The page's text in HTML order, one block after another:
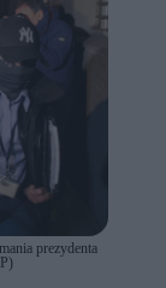
prezydenta